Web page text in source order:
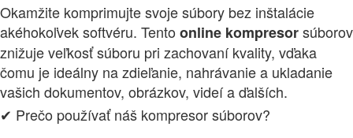
Okamžite komprimujte svoje súbory bez inštalácie
akéhokoľvek softvéru. Tento online kompresorsúborov
znižuje veľkosť súboru pri zachovaní kvality, vďaka
čomu je ideálny na zdieľanie, nahrávanie a ukladanie
vašich dokumentov, obrázkov, videí a ďalších.
✔ Prečo používať náš kompresor súborov?